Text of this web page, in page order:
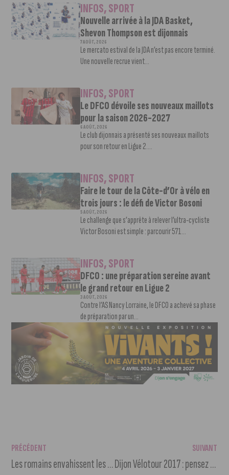
INFOS,SPORT
Nouvelle arrivée à la JDA Basket,
Shevon Thompson est dijonnais
7 AOÛT, 2026
Le mercato estival de la JDA n’est pas encore terminé.
Une nouvelle recrue vient...
INFOS,SPORT
Le DFCO dévoile ses nouveaux maillots
pour la saison 2026-2027
6 AOÛT, 2026
Le club dijonnais a présenté ses nouveaux maillots
pour son retour en Ligue 2....
INFOS,SPORT
Faire le tour de la Côte-d’Or à vélo en
trois jours : le défi de Victor Bosoni
5 AOÛT, 2026
Le challenge que s’apprête à relever l’ultra-cycliste
Victor Bosoni est simple : parcourir 571...
INFOS,SPORT
DFCO : une préparation sereine avant
le grand retour en Ligue 2
3 AOÛT, 2026
Contre l’AS Nancy Lorraine, le DFCO a achevé sa phase
de préparation par un...
PRÉCÉDENT
Les romains envahissent les Jardins du Département
SUIVANT
Dijon Vélotour 2017 : pensez à vous inscrire pour cette édition inédite